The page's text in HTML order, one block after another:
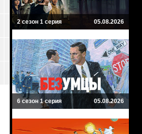
2 сезон 1 серия 05.08.2026
6 сезон 1 серия 05.08.2026